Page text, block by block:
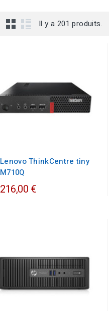
Il y a 201 produits.
Lenovo ThinkCentre tiny
M710Q
216,00 €